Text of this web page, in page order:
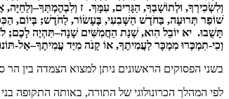
וְלִשְׂכִירְךָ, וּלְתוֹשָׁבְךָ, הַגָּרִים, עִמָּךְ. ז
שׁוֹפַר תְּרוּעָה, בַּחֹדֶשׁ הַשְּׁבִעִי, בֶּעָשׂוֹר, לַחֹדֶשׁ; בְּיוֹם,
תָּשֻׁבוּ. יא יוֹבֵל הִוא, שְׁנַת הַחֲמִשִּׁים שָׁנָה–תִּהְיֶה לָכֶם;
וְכִי-תִמְכְּרוּ מִמְכָּר לַעֲמִיתֶךָ, אוֹ קָנֹה מִיַּד עֲמִיתֶךָ–אַל-
בשני הפסוקים הראשונים ניתן למצוא הצמדה בין הר
לפי המהלך הכרונולוגי של התורה, באותה התקופה